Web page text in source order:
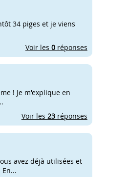
34 piges et je viens
Voir les 0réponses
! Je m'explique en
Voir les 23réponses
avez déjà utilisées et